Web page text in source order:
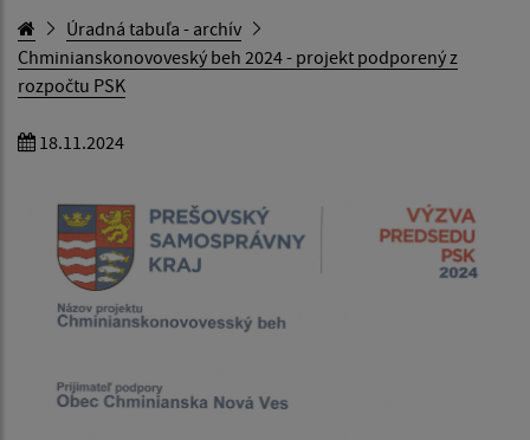
Úradná tabuľa - archív
Chminianskonovoveský beh 2024 - projekt podporený z
rozpočtu PSK
18.11.2024